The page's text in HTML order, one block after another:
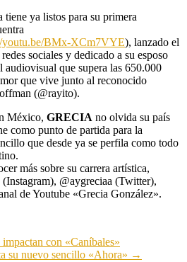
tiene ya listos para su primera
youtu.be/BMx-XCm7VYE), lanzado el
sociales y dedicado a su esposo
que supera las 650.000
que vive junto al reconocido
(@rayito).
México, GRECIA no olvida su país
como punto de partida para la
que desde ya se perfila como todo
más sobre su carrera artística,
@aygreciaa (Twitter),
de Youtube «Grecia González».
con «Caníbales»
su nuevo sencillo «Ahora» →